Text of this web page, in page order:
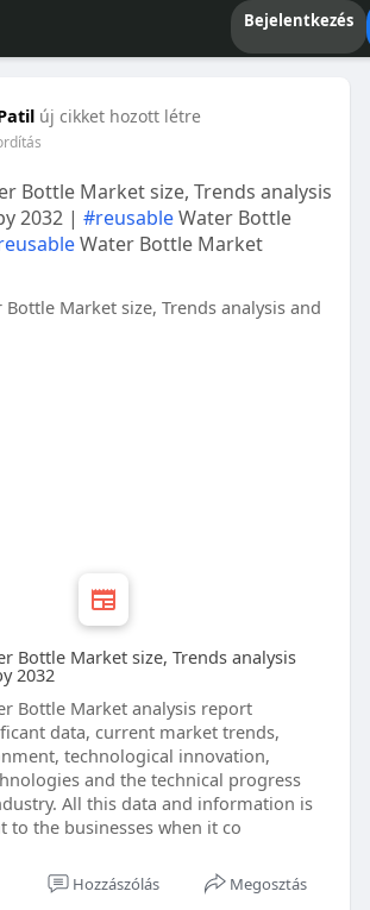
Bejelentkezés
új cikket hozott létre
Bottle Market size, Trends analysis
2032 | #reusableWater Bottle
Water Bottle Market
Bottle Market size, Trends analysis
2032
Bottle Market analysis report
data, current market trends,
technological innovation,
and the technical progress
All this data and information is
to the businesses when it co
Hozzászólás Megosztás